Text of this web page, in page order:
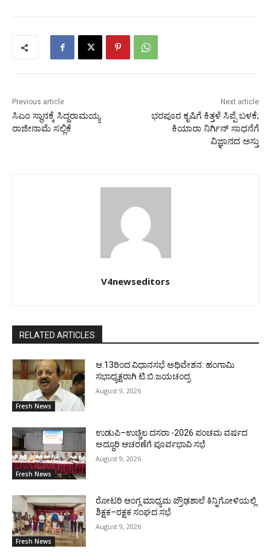
Previous article
ಸಿಎಂ ಸ್ಥಾನಕ್ಕೆ ಸಿದ್ದರಾಮಯ್ಯ
ರಾಜೀನಾಮೆ ಸಲ್ಲಿಕೆ
Next article
ಭರಪೂರ ಕೃಷಿಗೆ ಕಿತ್ತಳೆ ಸಿಪ್ಪೆ ಬಳಕೆ;
ಕಿಯಾರಾ ನಿರ್ಗಿನ್ ಸಾಧನೆಗೆ
ವಿಜ್ಞಾನದ ಅಸ್ತು
V4newseditors
RELATED ARTICLES
Fresh News
ಆ.13ರಿಂದ ವಿಧಾನಸಭೆ ಅಧಿವೇಶನ: ಹಂಗಾಮಿ
ಸಭಾಧ್ಯಕ್ಷರಾಗಿ ಟಿ.ಬಿ.ಜಯಚಂದ್ರ
August 9, 2026
Fresh News
ಉಡುಪಿ–ಉಚ್ಚಿಲ ದಸರಾ -2026 ಪಂಚಮ ವರ್ಷದ
ಅದ್ಧೂರಿ ಆಚರಣೆಗೆ ಪೂರ್ವಭಾವಿ ಸಭೆ
August 9, 2026
Fresh News
ರೋಟರಿ ಆಂಗ್ಲ ಮಾಧ್ಯಮ ಪ್ರೌಢಶಾಲೆ ಕಿನ್ನಿಗೋಳಿಯಲ್ಲಿ
ಶಿಕ್ಷಕ–ರಕ್ಷಕ ಸಂಘದ ಸಭೆ
August 9, 2026